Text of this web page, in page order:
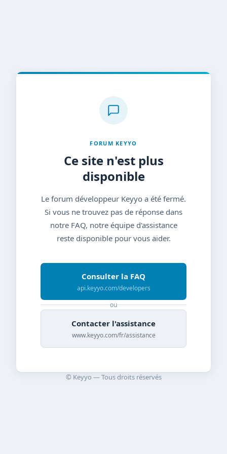
FORUM KEYYO
Ce site n'est plus
disponible
Le forum développeur Keyyo a été fermé.
Si vous ne trouvez pas de réponse dans
notre FAQ, notre équipe d'assistance
reste disponible pour vous aider.
Consulter la FAQ
api.keyyo.com/developers
ou
Contacter l'assistance
www.keyyo.com/fr/assistance
© Keyyo — Tous droits réservés